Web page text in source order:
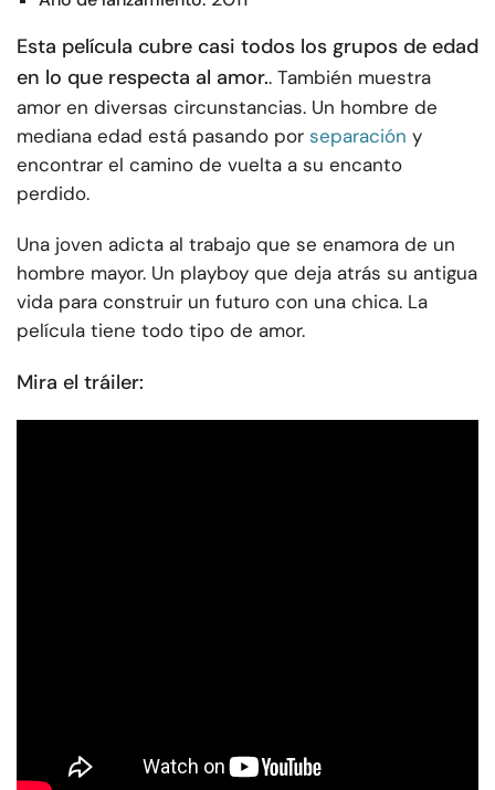
Esta película cubre casi todos los grupos de edad
en lo que respecta al amor.. También muestra
amor en diversas circunstancias. Un hombre de
mediana edad está pasando por separación y
encontrar el camino de vuelta a su encanto
perdido.
Una joven adicta al trabajo que se enamora de un
hombre mayor. Un playboy que deja atrás su antigua
vida para construir un futuro con una chica. La
película tiene todo tipo de amor.
Mira el tráiler: